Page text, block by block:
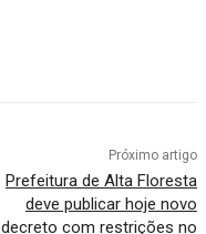
Próximo artigo
Prefeitura de Alta Floresta
deve publicar hoje novo
decreto com restrições no